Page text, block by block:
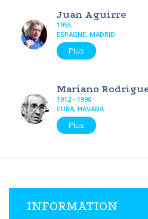
Juan Aguirre
1955
ESPAGNE, MADRID
Plus
Mariano
1912 - 1990
CUBA, HAVANA
Plus
INFORMATION